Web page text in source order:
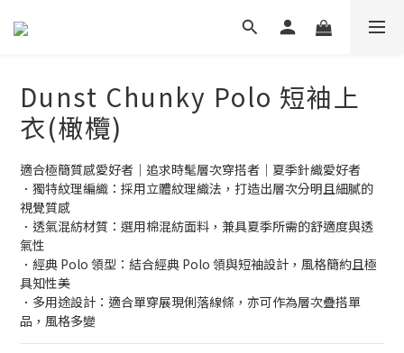
Dunst Chunky Polo 短袖上
衣(橄欖)
適合極簡質感愛好者｜追求時髦層次穿搭者｜夏季針織愛好者
．獨特紋理編織：採用立體紋理織法，打造出層次分明且細膩的
視覺質感
．透氣混紡材質：選用棉混紡面料，兼具夏季所需的舒適度與透
氣性
．經典 Polo 領型：結合經典 Polo 領與短袖設計，風格簡約且極
具知性美
．多用途設計：適合單穿展現俐落線條，亦可作為層次疊搭單
品，風格多變